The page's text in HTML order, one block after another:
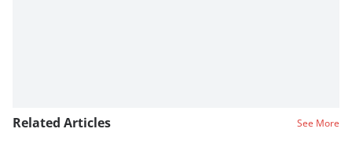
Related Articles See More